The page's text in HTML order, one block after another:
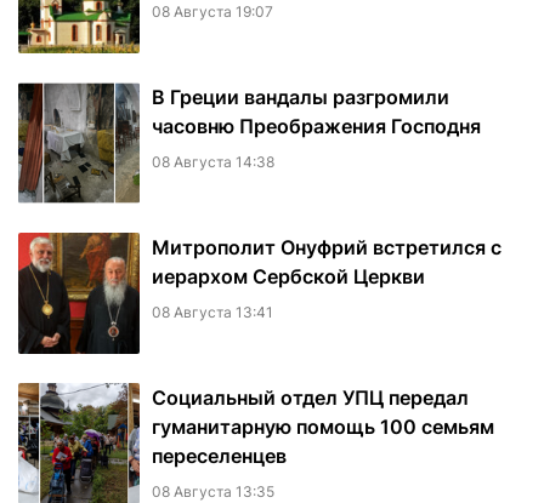
08 Августа 19:07
В Греции вандалы разгромили
часовню Преображения Господня
08 Августа 14:38
Митрополит Онуфрий встретился с
иерархом Сербской Церкви
08 Августа 13:41
Социальный отдел УПЦ передал
гуманитарную помощь 100 семьям
переселенцев
08 Августа 13:35